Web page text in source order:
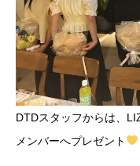
DTDスタッフからは、
メンバーへプレゼント